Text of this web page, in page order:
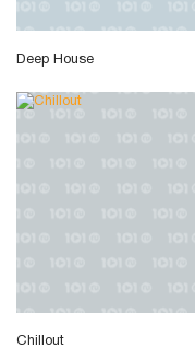
Deep House
Chillout